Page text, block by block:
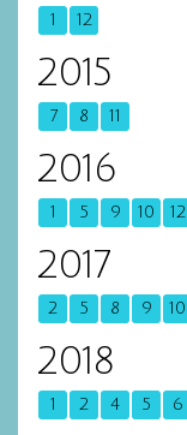
1 12
2015
7 8 11
2016
1 5 9 10 12
2017
2 5 8 9 10
2018
1 2 4 5 6